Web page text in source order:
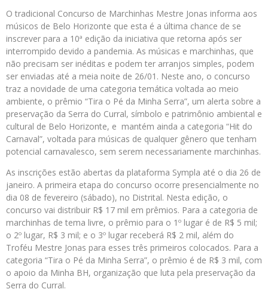
O tradicional Concurso de Marchinhas Mestre Jonas informa aos
músicos de Belo Horizonte que esta é a última chance de se
inscrever para a 10ª edição da iniciativa que retorna após ser
interrompido devido a pandemia. As músicas e marchinhas, que
não precisam ser inéditas e podem ter arranjos simples, podem
ser enviadas até a meia noite de 26/01. Neste ano, o concurso
traz a novidade de uma categoria temática voltada ao meio
ambiente, o prêmio “Tira o Pé da Minha Serra”, um alerta sobre a
preservação da Serra do Curral, símbolo e patrimônio ambiental e
cultural de Belo Horizonte, e mantém ainda a categoria “Hit do
Carnaval”, voltada para músicas de qualquer gênero que tenham
potencial carnavalesco, sem serem necessariamente marchinhas.
As inscrições estão abertas da plataforma Sympla até o dia 26 de
janeiro. A primeira etapa do concurso ocorre presencialmente no
dia 08 de fevereiro (sábado), no Distrital. Nesta edição, o
concurso vai distribuir R$ 17 mil em prêmios. Para a categoria de
marchinhas de tema livre, o prêmio para o 1º lugar é de R$ 5 mil;
o 2º lugar, R$ 3 mil; e o 3º lugar receberá R$ 2 mil, além do
Troféu Mestre Jonas para esses três primeiros colocados. Para a
categoria “Tira o Pé da Minha Serra”, o prêmio é de R$ 3 mil, com
o apoio da Minha BH, organização que luta pela preservação da
Serra do Curral.